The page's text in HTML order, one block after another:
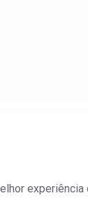
e Mineração